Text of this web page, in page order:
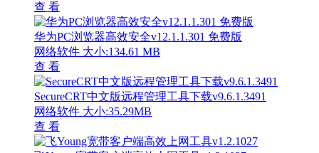
查 看
华为PC浏览器高效安全v12.1.1.301 免费版
网络软件 大小:134.61 MB
查 看
SecureCRT中文版远程管理工具下载v9.6.1.3491
网络软件 大小:35.29MB
查 看